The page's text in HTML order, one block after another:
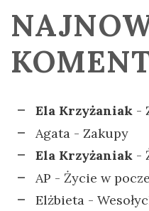
Ela Krzyżaniak -
Agata - Zakupy
Ela Krzyżaniak -
AP - Życie w
Elżbieta -